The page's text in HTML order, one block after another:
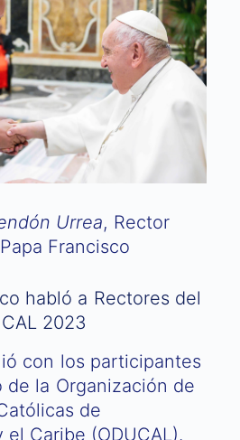
Urrea, Rector
Francisco
habló a Rectores del
2023
con los participantes
de la Organización de
de
el Caribe (ODUCAL).